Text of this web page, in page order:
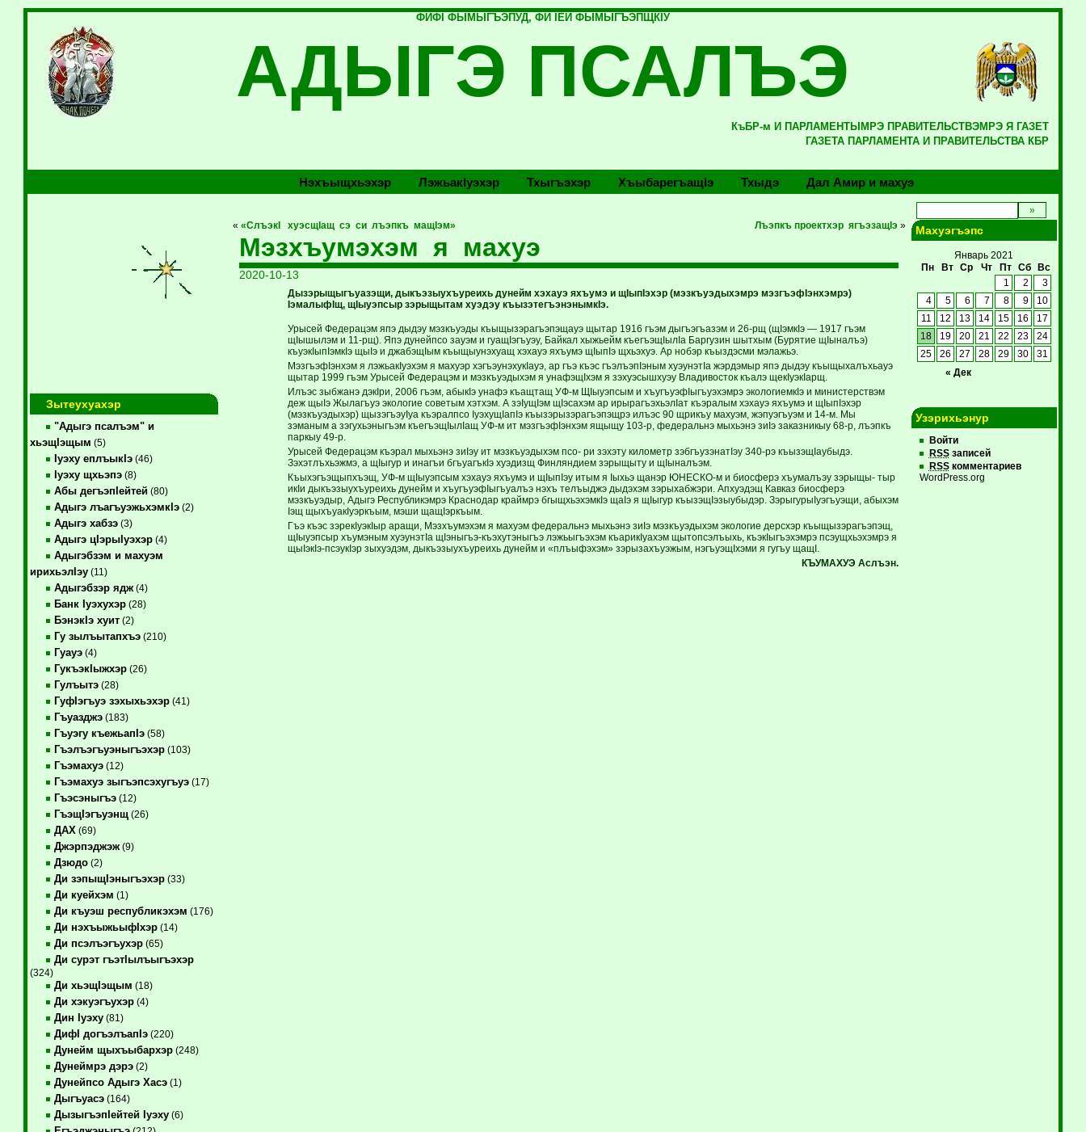
ФИФI ФЫМЫГЪЭПУД, ФИ IЕЙ ФЫМЫГЪЭПЩКIУ
АДЫГЭ ПСАЛЪЭ
КъБР-м И ПАРЛАМЕНТЫМРЭ ПРАВИТЕЛЬСТВЭМРЭ Я ГАЗЕТ
ГАЗЕТА ПАРЛАМЕНТА И ПРАВИТЕЛЬСТВА КБР
Нэхъыщхьэхэр Лэжьакlуэхэр Тхыгъэхэр Хъыбарегъащlэ Тхыдэ Дал Амир и махуэ
Зытеухуахэр
"Адыгэ псалъэм" и
хьэщIэщым (5)
Iуэху еплъыкIэ(46)
Iуэху щхьэпэ(8)
Абы дегъэпIейтей(80)
Адыгэ лъагъуэжьхэмкIэ(2)
Адыгэ хабзэ(3)
Адыгэ цIэрыIуэхэр(4)
Адыгэбзэм и махуэм
ирихьэлIэу(11)
Адыгэбзэр ядж(4)
Банк Iуэхухэр(28)
БэнэкIэ хуит(2)
Гу зылъытапхъэ(210)
Гуауэ(4)
ГукъэкIыжхэр(26)
Гулъытэ(28)
ГуфIэгъуэ зэхыхьэхэр(41)
Гъуазджэ(183)
Гъуэгу къежьапIэ(58)
Гъэлъэгъуэныгъэхэр(103)
Гъэмахуэ(12)
Гъэмахуэ зыгъэпсэхугъуэ(17)
Гъэсэныгъэ(12)
ГъэщIэгъуэнщ(26)
ДАХ (69)
Джэрпэджэж(9)
Дзюдо(2)
Ди зэпыщIэныгъэхэр(33)
Ди куейхэм (1)
Ди къуэш республикэхэм (176)
Ди нэхъыжьыфIхэр(14)
Ди псэлъэгъухэр(65)
Ди сурэт гъэтIылъыгъэхэр
(324)
Ди хьэщIэщым (18)
Ди хэкуэгъухэр(4)
Дин Iуэху(81)
ДифI догъэлъапIэ(220)
Дунейм щыхъыбархэр(248)
Дунеймрэ дэрэ(2)
Дунейпсо Адыгэ Хасэ(1)
Дыгъуасэ(164)
ДызыгъэпIейтей Iуэху(6)
« «СлъэкI хуэсщIащ сэ си лъэпкъ мащIэм» Лъэпкъ проектхэр ягъэзащIэ»
Мэзхъумэхэм я махуэ
2020-10-13
Дызэрыщыгъуазэщи, дыкъэзыухъуреихь дунейм хэхауэ яхъумэ и щIыпIэхэр (мэзкъуэдыхэмрэ мэзгъэфIэнхэмрэ)
IэмалыфIщ, щIыуэпсыр зэрыщытам хуэдэу къызэтегъэнэнымкIэ.
Урысей Федерацэм япэ дыдэу мэзкъуэды къыщызэрагъэпэщауэ щытар 1916 гъэм дыгъэгъазэм и 26-рщ (щIэмкIэ — 1917 гъэм
щIышылэм и 11-рщ). Япэ дунейпсо зауэм и гуащIэгъуэу, Байкал хыжьейм къегъэщIылIа Баргузин шытхым (Бурятие щIыналъэ)
къуэкIыпIэмкIэ щыIэ и джабэщIым къыщыунэхуащ хэхауэ яхъумэ щIыпIэ щхьэхуэ. Ар нобэр къыздэсми мэлажьэ.
МэзгъэфIэнхэм я лэжьакIуэхэм я махуэр хэгъэунэхукIауэ, ар гъэ къэс гъэлъэпIэным хуэунэтIа жэрдэмыр япэ дыдэу къыщыхалъхьауэ
щытар 1999 гъэм Урысей Федерацэм и мэзкъуэдыхэм я унафэщIхэм я зэхуэсышхуэу Владивосток къалэ щекIуэкIарщ.
Илъэс зыбжанэ дэкIри, 2006 гъэм, абыкIэ унафэ къащтащ УФ-м ЩIыуэпсым и хъугъуэфIыгъуэхэмрэ экологиемкIэ и министерствэм
деж щыIэ Жылагъуэ экологие советым хэтхэм. А зэIущIэм щIэсахэм ар ирырагъэхьэлIат къэралым хэхауэ яхъумэ и щIыпIэхэр
(мэзкъуэдыхэр) щызэгъэуIуа къэралпсо IуэхущIапIэ къызэрызэрагъэпэщрэ илъэс 90 щрикъу махуэм, жэпуэгъуэм и 14-м. Мы
зэманым а зэгухьэныгъэм къегъэщIылIащ УФ-м ит мэзгъэфIэнхэм ящыщу 103-р, федеральнэ мыхьэнэ зиIэ заказникыу 68-р, лъэпкъ
паркыу 49-р.
Урысей Федерацэм къэрал мыхьэнэ зиIэу ит мэзкъуэдыхэм псо- ри зэхэту километр зэбгъузэнатIэу 340-рэ къызэщIаубыдэ.
Зэхэтлъхьэжмэ, а щIыгур и инагъи бгъуагъкIэ хуэдизщ Финляндием зэрыщыту и щIыналъэм.
Къыхэгъэщыпхъэщ, УФ-м щIыуэпсым хэхауэ яхъумэ и щIыпIэу итым я Iыхьэ щанэр ЮНЕСКО-м и биосферэ хъумалъэу зэрыщы- тыр
икIи дыкъэзыухъуреихь дунейм и хъугъуэфIыгъуалъэ нэхъ телъыджэ дыдэхэм зэрыхабжэри. Апхуэдэщ Кавказ биосферэ
мэзкъуэдыр, Адыгэ Республикэмрэ Краснодар краймрэ бгыщхьэхэмкIэ щаIэ я щIыгур къызэщIэзыубыдэр. ЗэрыгурыIуэгъуэщи, абыхэм
Iэщ щыхъуакIуэркъым, мэши щащIэркъым.
Гъэ къэс зэрекIуэкIыр аращи, Мэзхъумэхэм я махуэм федеральнэ мыхьэнэ зиIэ мэзкъуэдыхэм экологие дерсхэр къыщызэрагъэпэщ,
щIыуэпсыр хъумэным хуэунэтIа щIэныгъэ-къэхутэныгъэ лэжьыгъэхэм къарикIуахэм щытопсэлъыхь, къэкIыгъэхэмрэ псэущхьэхэмрэ я
щыIэкIэ-псэукIэр зыхуэдэм, дыкъэзыухъуреихь дунейм и «плъыфэхэм» зэрызахъуэжым, нэгъуэщIхэми я гугъу щащI.
КЪУМАХУЭ Аслъэн.
Махуэгъэпс
Январь 2021
Пн
Вт Ср Чт Пт Сб Вс
« Дек
1 2
3
4
5 6 7 8 9
10
11
12 13 14 15 16
17
18
19 20 21 22 23
24
25
26 27 28 29 30 31
Узэрихьэнур
Войти
RSSзаписей
RSSкомментариев
WordPress.org